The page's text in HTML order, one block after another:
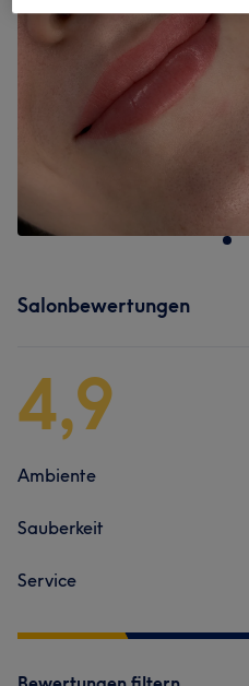
Salonbewertungen
4,9
Ambiente
Sauberkeit
Service